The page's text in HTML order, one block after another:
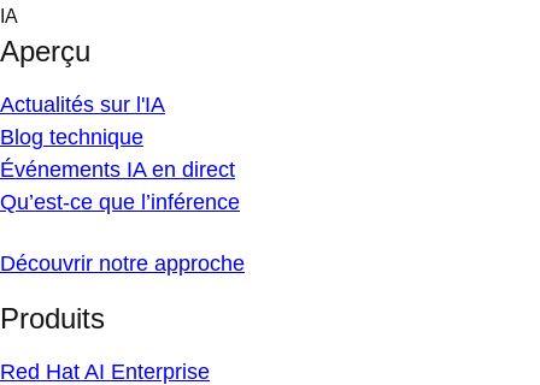
Skip
content
IA
Aperçu
Actualités sur l'IA
Blog technique
Événements IA en direct
Qu’est-ce que l’inférence
Découvrir notre approche
Produits
Red Hat AI Enterprise